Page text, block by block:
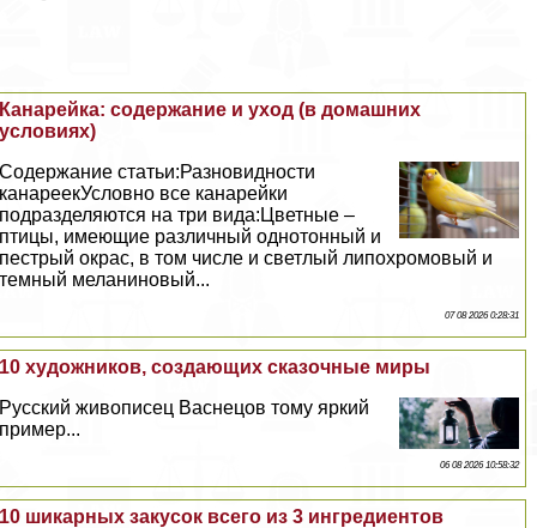
Канарейка: содержание и уход (в домашних
условиях)
Содержание статьи:Разновидности
канареекУсловно все канарейки
подразделяются на три вида:Цветные –
птицы, имеющие различный однотонный и
пестрый окрас, в том числе и светлый липохромовый и
темный меланиновый...
07 08 2026 0:28:31
10 художников, создающих сказочные миры
Русский живописец Васнецов тому яркий
пример...
06 08 2026 10:58:32
10 шикарных закусок всего из 3 ингредиентов